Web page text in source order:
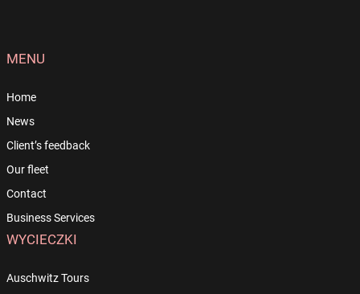
MENU
Home
News
Client’s feedback
Our fleet
Contact
Business Services
WYCIECZKI
Auschwitz Tours